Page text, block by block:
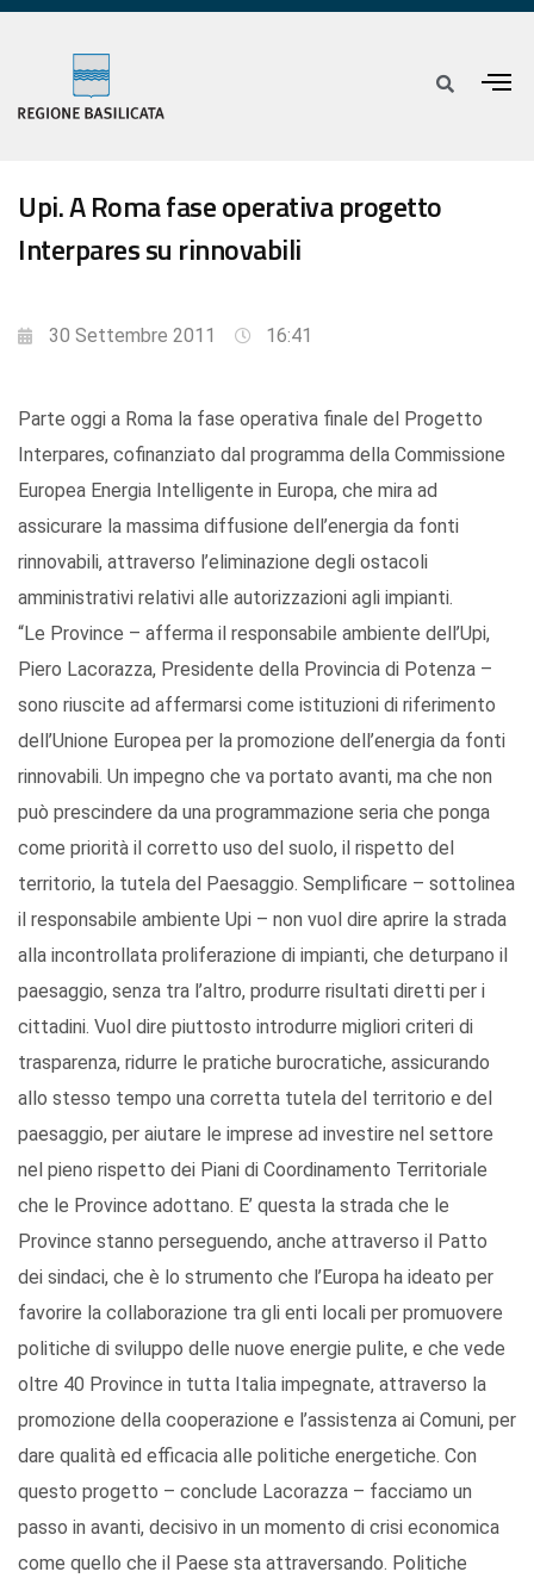
Upi. A Roma fase operativa progetto
Interpares su rinnovabili
30 Settembre 2011 16:41
Parte oggi a Roma la fase operativa finale del Progetto
Interpares, cofinanziato dal programma della Commissione
Europea Energia Intelligente in Europa, che mira ad
assicurare la massima diffusione dell’energia da fonti
rinnovabili, attraverso l’eliminazione degli ostacoli
amministrativi relativi alle autorizzazioni agli impianti.
“Le Province – afferma il responsabile ambiente dell’Upi,
Piero Lacorazza, Presidente della Provincia di Potenza –
sono riuscite ad affermarsi come istituzioni di riferimento
dell’Unione Europea per la promozione dell’energia da fonti
rinnovabili. Un impegno che va portato avanti, ma che non
può prescindere da una programmazione seria che ponga
come priorità il corretto uso del suolo, il rispetto del
territorio, la tutela del Paesaggio. Semplificare – sottolinea
il responsabile ambiente Upi – non vuol dire aprire la strada
alla incontrollata proliferazione di impianti, che deturpano il
paesaggio, senza tra l’altro, produrre risultati diretti per i
cittadini. Vuol dire piuttosto introdurre migliori criteri di
trasparenza, ridurre le pratiche burocratiche, assicurando
allo stesso tempo una corretta tutela del territorio e del
paesaggio, per aiutare le imprese ad investire nel settore
nel pieno rispetto dei Piani di Coordinamento Territoriale
che le Province adottano. E’ questa la strada che le
Province stanno perseguendo, anche attraverso il Patto
dei sindaci, che è lo strumento che l’Europa ha ideato per
favorire la collaborazione tra gli enti locali per promuovere
politiche di sviluppo delle nuove energie pulite, e che vede
oltre 40 Province in tutta Italia impegnate, attraverso la
promozione della cooperazione e l’assistenza ai Comuni, per
dare qualità ed efficacia alle politiche energetiche. Con
questo progetto – conclude Lacorazza – facciamo un
passo in avanti, decisivo in un momento di crisi economica
come quello che il Paese sta attraversando. Politiche